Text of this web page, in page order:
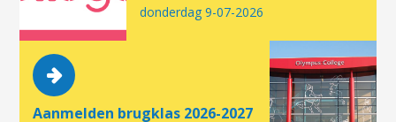
donderdag 9-07-2026
Aanmelden brugklas 2026-2027